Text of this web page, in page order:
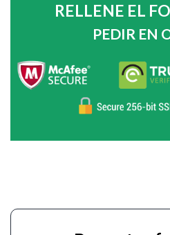
RELLENE EL
PEDIR EN